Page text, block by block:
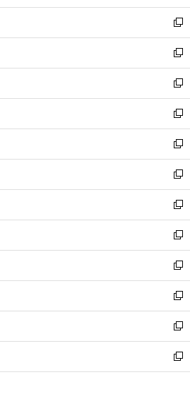
開
く
ウ
で
開
く
ン
ド
ウ
で
開
く
新
し
い
ウ
ィ
ン
ド
ウ
で
開
く
新
し
い
ウ
ィ
ン
ド
ウ
で
開
く
新
し
い
ウ
ィ
ン
ド
ウ
で
開
く
新
し
い
ウ
ィ
ン
ド
ウ
で
開
く
新
し
い
ウ
ィ
ン
ド
ウ
で
開
く
新
し
い
ウ
ィ
ン
ド
ウ
で
開
く
新
し
い
ウ
ィ
ン
ド
ウ
で
開
く
新
し
い
ウ
ィ
ン
ド
ウ
で
開
新
し
い
ウ
ィ
ン
ド
ウ
新
し
い
ウ
ィ
ン
新
し
い
ウ
新
し